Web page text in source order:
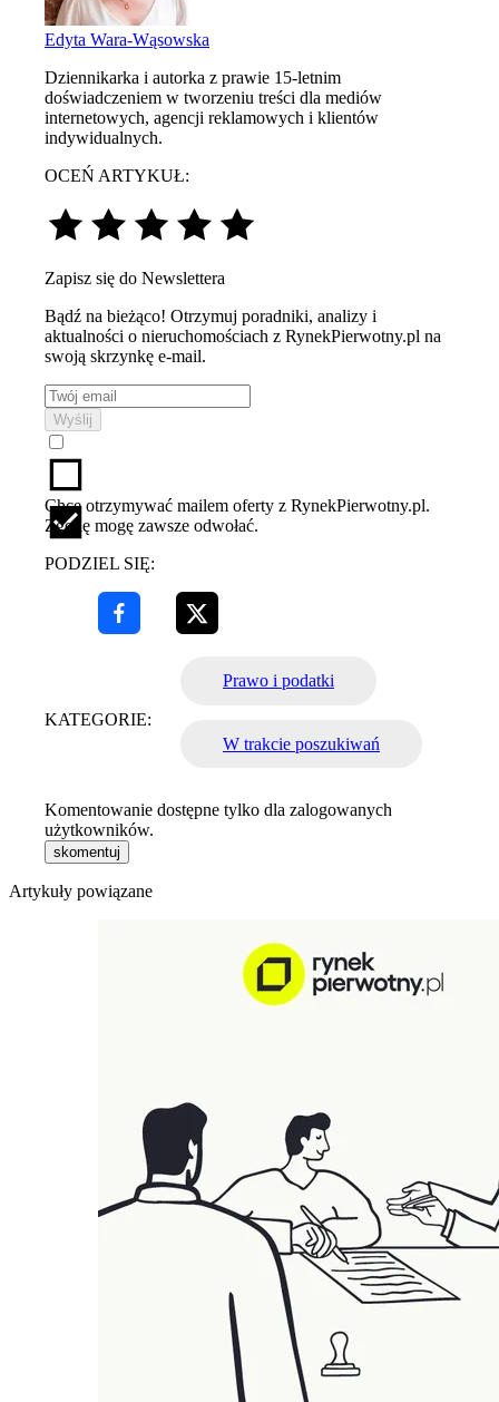
Edyta Wara-Wąsowska
Dziennikarka i autorka z prawie 15-letnim
doświadczeniem w tworzeniu treści dla mediów
internetowych, agencji reklamowych i klientów
indywidualnych.
OCEŃ ARTYKUŁ:
Zapisz się do Newslettera
Bądź na bieżąco! Otrzymuj poradniki, analizy i
aktualności o nieruchomościach z RynekPierwotny.pl na
swoją skrzynkę e-mail.
Wyślij
Chcę otrzymywać mailem oferty z RynekPierwotny.pl.
Zgodę mogę zawsze odwołać.
PODZIEL SIĘ:
KATEGORIE:
Prawo i podatki
W trakcie poszukiwań
Komentowanie dostępne tylko dla zalogowanych
użytkowników.
skomentuj
Artykuły powiązane